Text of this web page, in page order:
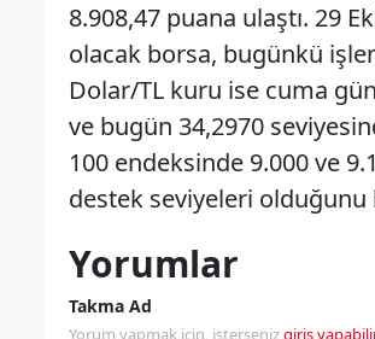
8.908,47 puana ulaştı. 29
olacak borsa, bugünkü
Dolar/TL kuru ise cuma
ve bugün 34,2970
100 endeksinde 9.000 ve
destek seviyeleri olduğunu
Yorumlar
Takma Ad
Yorum yapmak için, istersenizgiriş